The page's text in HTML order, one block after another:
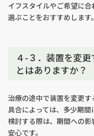
イフスタイルやご希望に
選ぶことをおすすめします。
４-３．装置を変
とはありますか？
治療の途中で装置を変更
具合によっては、多少期
検討する際は、期間への
安心です。